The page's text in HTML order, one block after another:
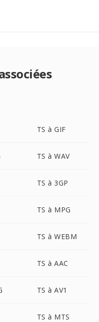
TS à GIF
TS à WAV
TS à 3GP
TS à MPG
TS à WEBM
TS à AAC
TS à AV1
TS à MTS